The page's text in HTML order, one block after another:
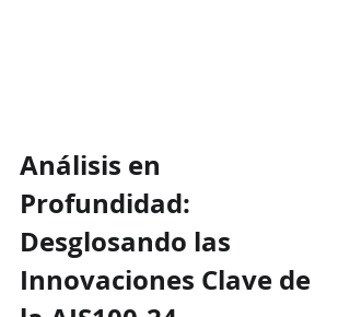
Análisis en
Profundidad:
Desglosando las
Innovaciones Clave de